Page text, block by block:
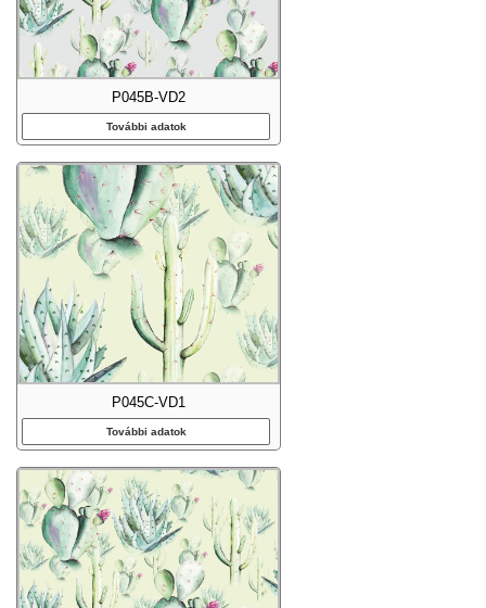
P045B-VD2
További adatok
P045C-VD1
További adatok